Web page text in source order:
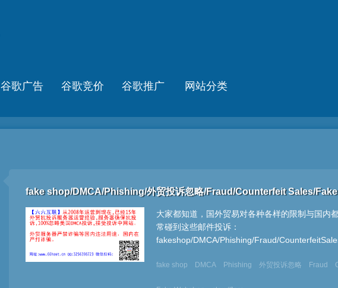
谷歌广告 谷歌竞价 谷歌推广 网站分类
fake shop/DMCA/Phishing/外贸投诉忽略/Fraud/Counterfeit Sales/
大家都知道，国外贸易对各种各样的限制与国内
常碰到这些邮件投诉：
fakeshop/DMCA/Phishing/Fraud/
fake shop DMCA Phishing 外贸投诉忽略 Fraud